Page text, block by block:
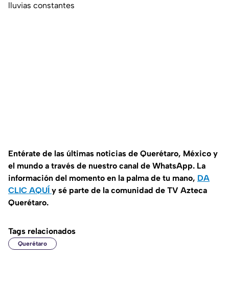
lluvias constantes
Entérate de las últimas noticias de Querétaro, México y
el mundo a través de nuestro canal de WhatsApp. La
información del momento en la palma de tu mano, DA
CLIC AQUÍ y sé parte de la comunidad de TV Azteca
Querétaro.
Tags relacionados
Querétaro